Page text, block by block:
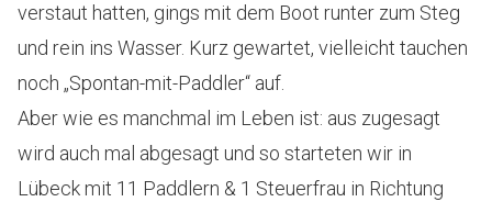
verstaut hatten, gings mit dem Boot runter zum Steg
und rein ins Wasser. Kurz gewartet, vielleicht tauchen
noch „Spontan-mit-Paddler“ auf.
Aber wie es manchmal im Leben ist: aus zugesagt
wird auch mal abgesagt und so starteten wir in
Lübeck mit 11 Paddlern & 1 Steuerfrau in Richtung